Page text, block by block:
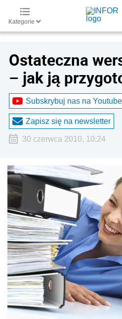
Kategorie
Ostateczna
– jak ją
Subskrybuj nas na Youtube
Zapisz się na newsletter
30 czerwca 2010, 10:24